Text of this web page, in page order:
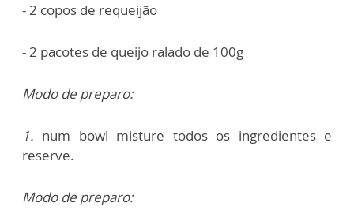
- 2 copos de requeijão
- 2 pacotes de queijo ralado de 100g
Modo de preparo:
1. num bowl misture todos os ingredientes e
reserve.
Modo de preparo: